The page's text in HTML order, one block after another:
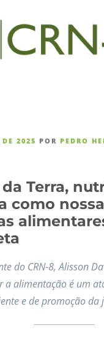
2025 POR PEDRO
da Terra,
como
do CRN-8, Alisson
a alimentação é um
e de promoção da